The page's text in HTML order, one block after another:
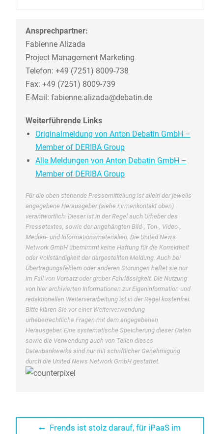
Ansprechpartner:
Fabienne Alizada
Project Management Marketing
Telefon: +49 (7251) 8009-738
Fax: +49 (7251) 8009-739
E-Mail: fabienne.alizada@debatin.de
Weiterführende Links
Originalmeldung von Anton Debatin GmbH –
Member of DERIBA Group
Alle Meldungen von Anton Debatin GmbH –
Member of DERIBA Group
Für die oben stehende Pressemitteilung ist allein der jeweils
angegebene Herausgeber (siehe Firmenkontakt oben)
verantwortlich. Dieser ist in der Regel auch Urheber des
Pressetextes, sowie der angehängten Bild-, Ton-, Video-,
Medien- und Informationsmaterialien. Die United News
Network GmbH übernimmt keine Haftung für die Korrektheit
oder Vollständigkeit der dargestellten Meldung. Auch bei
Übertragungsfehlern oder anderen Störungen haftet sie nur
im Fall von Vorsatz oder grober Fahrlässigkeit. Die Nutzung
von hier archivierten Informationen zur Eigeninformation und
redaktionellen Weiterverarbeitung ist in der Regel kostenfrei.
Bitte klären Sie vor einer Weiterverwendung
urheberrechtliche Fragen mit dem angegebenen
Herausgeber. Eine systematische Speicherung dieser Daten
sowie die Verwendung auch von Teilen dieses
Datenbankwerks sind nur mit schriftlicher Genehmigung
durch die United News Network GmbH gestattet.
Beitragsnavigation
Previous
Frends ist stolz darauf, für iPaaS im